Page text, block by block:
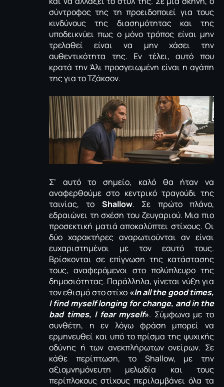
σύντροφος της τη προειδοποιεί για τους
κινδύνους της διασημότητας και της
υποδεικνύει πως ο μόνο τρόπος είναι μην
τρελαθεί είναι να μην χάσει την
αυθεντικότητα της. Εν τέλει, αυτό που
κρατά την Άλι προσγειωμένη είναι η αγάπη
της για το Τζάκσον.
Σ’ αυτό το σημείο, καλό θα ήταν να
αναφερθούμε στο κεντρικό τραγούδι της
ταινίας, το Shallow. Σε πρώτο πλάνο,
εδραιώνει τη σχέση του ζευγαριού. Μια πιο
προσεκτική ματιά αποκαλύπτει στίχους. Οι
δύο χαρακτήρες αναρωτιούνται αν είναι
ευχαριστημένοι με τον εαυτό τους.
Βρίσκονται σε επίγνωση της κατάστασης
τους, αναφερόμενοι στο πολύπλευρο της
δημοσιότητας. Παράλληλα, γίνεται νύξη για
τον εθισμό στο στίχο «In all the good times,
I find myself longing for change, and in the
bad times, I fear myself». Σύμφωνα με το
συνθέτη, η εν λόγω φράση μπορεί να
ερμηνευθεί και υπό το πρίσμα της ψυχικής
οδύνης ή των ανεκπλήρωτων ονείρων. Σε
κάθε περίπτωση, το Shallow, με την
αξιομνημόνευτη μελωδία και τους
περίπλοκους στίχους περιλαμβάνει όλα τα